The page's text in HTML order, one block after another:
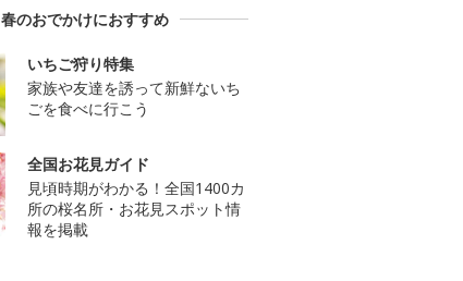
春のおでかけにおすすめ
いちご狩り特集
家族や友達を誘って新鮮ないち
ごを食べに行こう
全国お花見ガイド
見頃時期がわかる！全国1400カ
所の桜名所・お花見スポット情
報を掲載